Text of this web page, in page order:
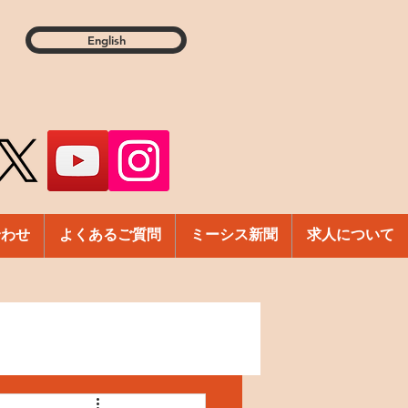
English
せ よくあるご質問 ミーシス新聞 求人について